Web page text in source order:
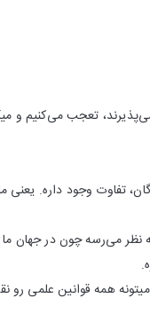
تعجب می‌کنیم‌ و
تفاوت وجود داره.
می‌رسه چون در جهان ما
میتونه همه قوانین علمی